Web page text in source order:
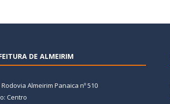
DE ALMEIRIM
Rodovia Almeirim Panaica nº 510
Centro